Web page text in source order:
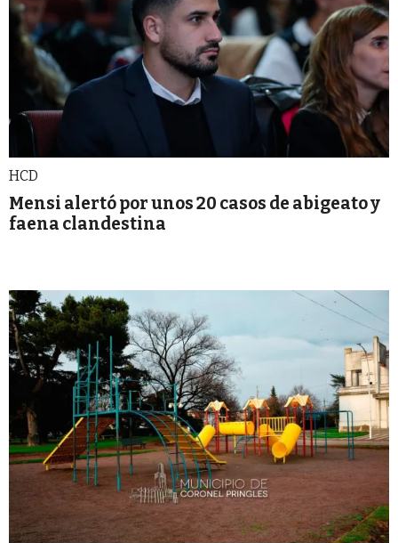
HCD
Mensi alertó por unos 20 casos de abigeato y
faena clandestina